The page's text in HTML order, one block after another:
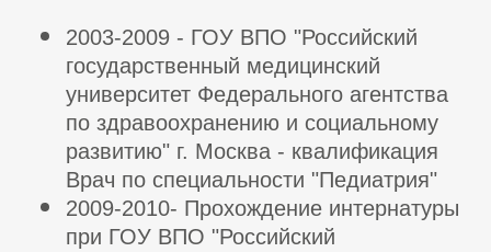
2003-2009 - ГОУ ВПО "Российский
государственный медицинский
университет Федерального агентства
по здравоохранению и социальному
развитию" г. Москва - квалификация
Врач по специальности "Педиатрия"
2009-2010- Прохождение интернатуры
при ГОУ ВПО "Российский